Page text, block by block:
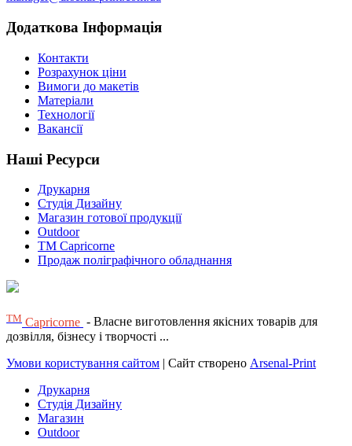
Додаткова Інформація
Контакти
Розрахунок ціни
Вимоги до макетів
Матеріали
Технології
Вакансії
Наші Ресурси
Друкарня
Студія Дизайну
Магазин готової продукції
Outdoor
TM Capricorne
Продаж поліграфічного обладнання
ТМ Capricorne - Власне виготовлення якісних товарів для
дозвілля, бізнесу і творчості ...
Умови користування сайтом | Сайт створено Arsenal-Print
Друкарня
Студія Дизайну
Магазин
Outdoor